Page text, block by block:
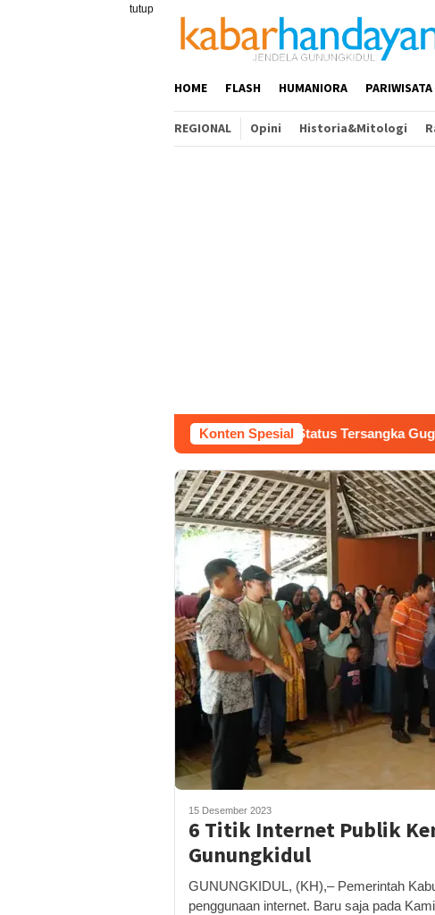
tutup
HOME FLASH HUMANIORA PARIWISATA
REGIONAL Opini Historia&Mitologi
Konten Spesial
Raudi Akmal Dikabulkan, Status Tersangka Gugur
15 Desember 2023
6 Titik Internet Publik
Gunungkidul
GUNUNGKIDUL, (KH),– Pemerintah
penggunaan internet. Baru saja pada